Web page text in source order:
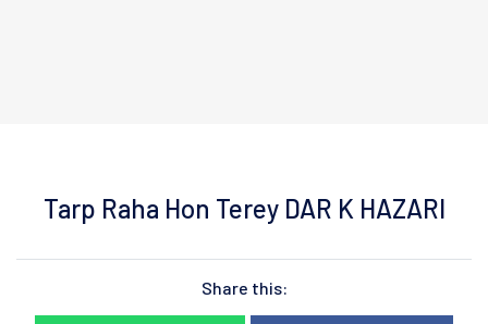
Tarp Raha Hon Terey DAR K HAZARI
Share this: